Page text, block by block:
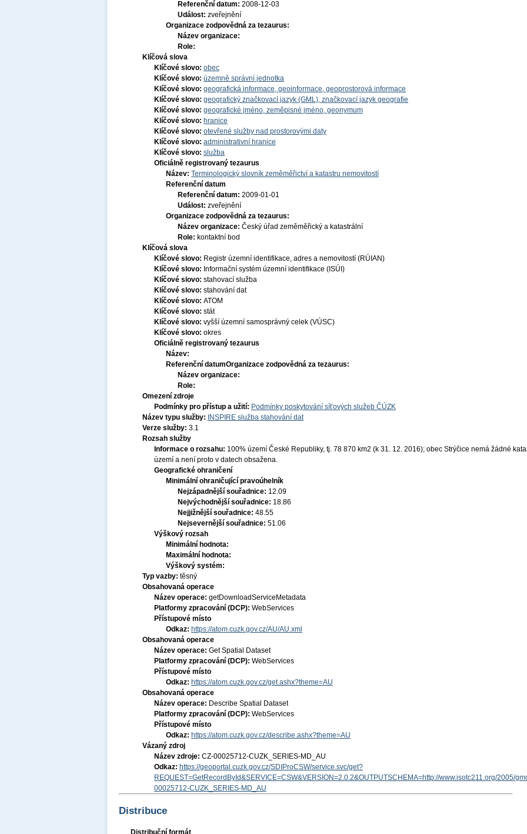
Referenční datum: 2008-12-03
Událost: zveřejnění
Organizace zodpovědná za tezaurus:
Název organizace:
Role:
Klíčová slova
Klíčové slovo: obec
Klíčové slovo: územně správní jednotka
Klíčové slovo: geografická informace, geoinformace, geoprostorová informace
Klíčové slovo: geografický značkovací jazyk (GML), značkovací jazyk geografie
Klíčové slovo: geografické jméno, zeměpisné jméno, geonymum
Klíčové slovo: hranice
Klíčové slovo: otevřené služby nad prostorovými daty
Klíčové slovo: administrativní hranice
Klíčové slovo: služba
Oficiálně registrovaný tezaurus
Název: Terminologický slovník zeměměřictví a katastru nemovitostí
Referenční datum
Referenční datum: 2009-01-01
Událost: zveřejnění
Organizace zodpovědná za tezaurus:
Název organizace: Český úřad zeměměřický a katastrální
Role: kontaktní bod
Klíčová slova
Klíčové slovo: Registr územní identifikace, adres a nemovitostí (RÚIAN)
Klíčové slovo: Informační systém územní identifikace (ISÚI)
Klíčové slovo: stahovací služba
Klíčové slovo: stahování dat
Klíčové slovo: ATOM
Klíčové slovo: stát
Klíčové slovo: vyšší územní samosprávný celek (VÚSC)
Klíčové slovo: okres
Oficiálně registrovaný tezaurus
Název:
Referenční datumOrganizace zodpovědná za tezaurus:
Název organizace:
Role:
Omezení zdroje
Podmínky pro přístup a užití: Podmínky poskytování síťových služeb ČÚZK
Název typu služby:
INSPIRE služba stahování dat
Verze služby: 3.1
Rozsah služby
Informace o rozsahu: 100% území České Republiky, tj. 78 870 km2 (k 31. 12. 2016); obec Strýčice nemá žádné
území a není proto v datech obsažena.
Geografické ohraničení
Minimální ohraničující pravoúhelník
Nejzápadnější souřadnice: 12.09
Nejvýchodnější souřadnice: 18.86
Nejjižnější souřadnice: 48.55
Nejsevernější souřadnice: 51.06
Výškový rozsah
Minimální hodnota:
Maximální hodnota:
Výškový systém:
Typ vazby: těsný
Obsahovaná operace
Název operace: getDownloadServiceMetadata
Platformy zpracování (DCP): WebServices
Přístupové místo
Odkaz: https://atom.cuzk.gov.cz/AU/AU.xml
Obsahovaná operace
Název operace: Get Spatial Dataset
Platformy zpracování (DCP): WebServices
Přístupové místo
Odkaz: https://atom.cuzk.gov.cz/get.ashx?theme=AU
Obsahovaná operace
Název operace: Describe Spatial Dataset
Platformy zpracování (DCP): WebServices
Přístupové místo
Odkaz: https://atom.cuzk.gov.cz/describe.ashx?theme=AU
Vázaný zdroj
Název zdroje: CZ-00025712-CUZK_SERIES-MD_AU
Odkaz: https://geoportal.cuzk.gov.cz/SDIProCSW/service.svc/get?
REQUEST=GetRecordById&SERVICE=CSW&VERSION=2.0.2&OUTPUTSCHEMA=http://www.isotc211.org/2005/
00025712-CUZK_SERIES-MD_AU
Distribuce
Distribuční formát